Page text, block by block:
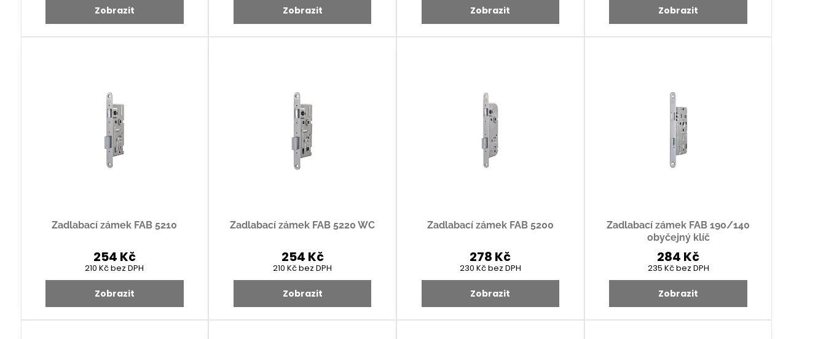
Zobrazit Zobrazit Zobrazit Zobrazit
Zadlabací zámek FAB 5210
254 Kč
210 Kčbez DPH
Zobrazit
Zadlabací zámek FAB 5220 WC
254 Kč
210 Kčbez DPH
Zobrazit
Zadlabací zámek FAB 5200
278 Kč
230 Kčbez DPH
Zobrazit
Zadlabací zámek FAB 190/140
obyčejný klíč
284 Kč
235 Kčbez DPH
Zobrazit